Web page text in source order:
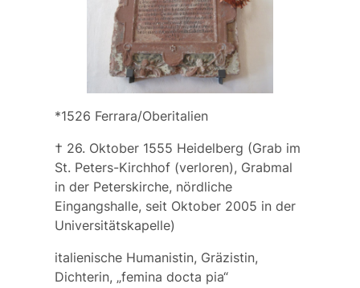
*1526 Ferrara/Oberitalien
† 26. Oktober 1555 Heidelberg (Grab im
St. Peters-Kirchhof (verloren), Grabmal
in der Peterskirche, nördliche
Eingangshalle, seit Oktober 2005 in der
Universitätskapelle)
italienische Humanistin, Gräzistin,
Dichterin, „femina docta pia“